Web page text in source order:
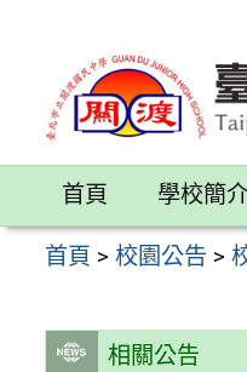
內
區
首頁 學校簡
首頁 >校園公告 >
相關公告